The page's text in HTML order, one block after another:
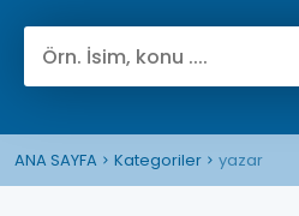
ANA SAYFA Kategoriler yazar